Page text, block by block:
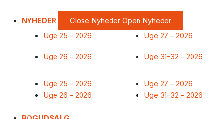
NYHEDER Close Nyheder Open Nyheder
Uge 25 – 2026
Uge 26 – 2026
Uge 27 – 2026
Uge 31-32 – 2026
Uge 25 – 2026
Uge 26 – 2026
Uge 27 – 2026
Uge 31-32 – 2026